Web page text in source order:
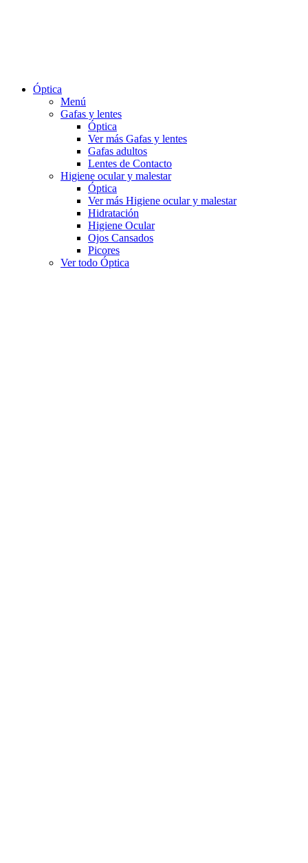
Óptica
Menú
Gafas y lentes
Óptica
Ver más Gafas y lentes
Gafas adultos
Lentes de Contacto
Higiene ocular y malestar
Óptica
Ver más Higiene ocular y malestar
Hidratación
Higiene Ocular
Ojos Cansados
Picores
Ver todo Óptica